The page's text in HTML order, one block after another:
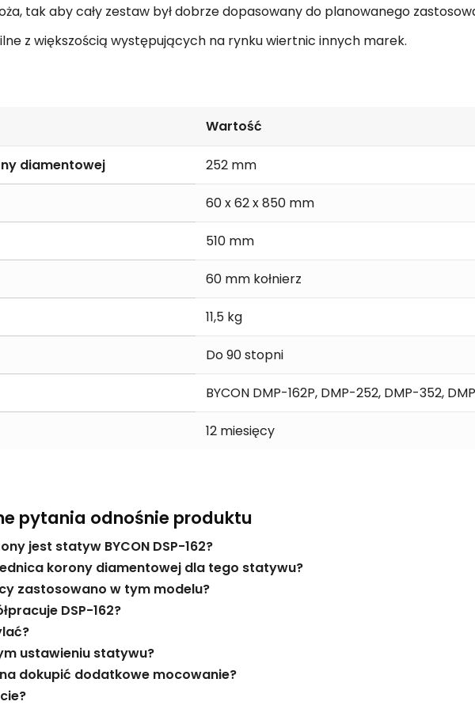
tak aby cały zestaw był dobrze dopasowany do planowanego
z większością występujących na rynku wiertnic innych marek.
Wartość
diamentowej 252 mm
60 x 62 x 850 mm
510 mm
60 mm kołnierz
11,5 kg
Do 90 stopni
BYCON DMP-162P, DMP-252, DMP-352,
12 miesięcy
pytania odnośnie produktu
jest statyw BYCON DSP-162?
korony diamentowej dla tego statywu?
zastosowano w tym modelu?
DSP-162?
ustawieniu statywu?
dokupić dodatkowe mocowanie?